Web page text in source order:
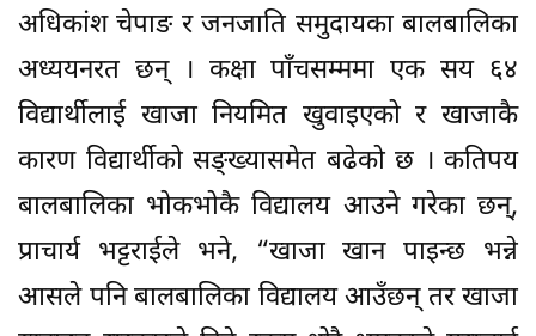
अधिकांश चेपाङ र जनजाति समुदायका बालबालिका
अध्ययनरत छन् । कक्षा पाँचसम्ममा एक सय ६४
विद्यार्थीलाई खाजा नियमित खुवाइएको र खाजाकै
कारण विद्यार्थीको सङ्ख्यासमेत बढेको छ । कतिपय
बालबालिका भोकभोकै विद्यालय आउने गरेका छन्,
प्राचार्य भट्टराईले भने, “खाजा खान पाइन्छ भन्ने
आसले पनि बालबालिका विद्यालय आउँछन् तर खाजा